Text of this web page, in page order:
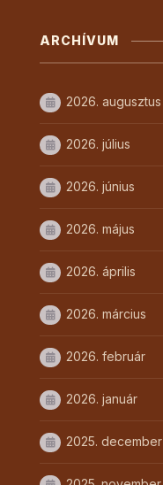
ARCHÍVUM
2026. augusztus
2026. július
2026. június
2026. május
2026. április
2026. március
2026. február
2026. január
2025. december